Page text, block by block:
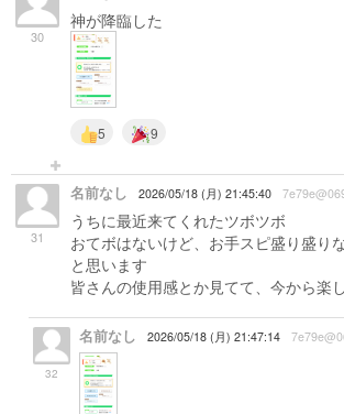
30
神が降臨した
5 9
31
名前なし 2026/05/18 (月) 21:45:40
うちに最近来てくれたツボツボ
おてボはないけど、お手スピ盛り盛り
と思います
皆さんの使用感とか見てて、今から楽
32
名前なし 2026/05/18 (月) 21:47:14